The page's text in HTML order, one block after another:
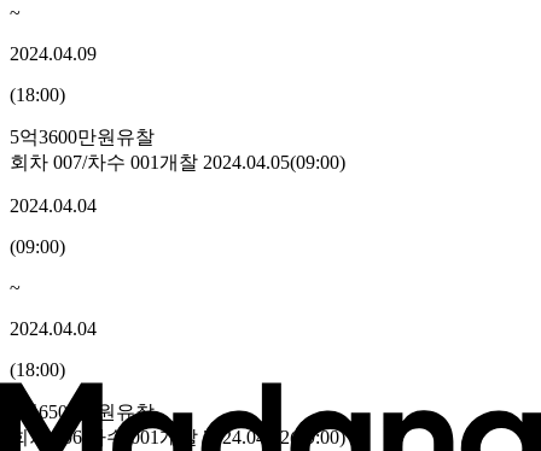
~
2024.04.09
(18:00)
5억3600만원 유찰
회차 007/차수 001개찰 2024.04.05(09:00)
2024.04.04
(09:00)
~
2024.04.04
(18:00)
5억6500만원 유찰
회차 006 /차수 001개찰2024.04.02( 09:00)